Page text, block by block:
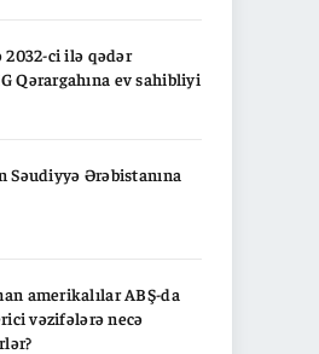
ci ilə qədər
Qərargahına ev sahibliyi
Səudiyyə Ərəbistanına
amerikalılar ABŞ-da
vəzifələrə necə